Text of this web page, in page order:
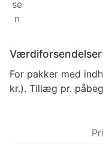
For pakker med
kr.). Tillæg pr.